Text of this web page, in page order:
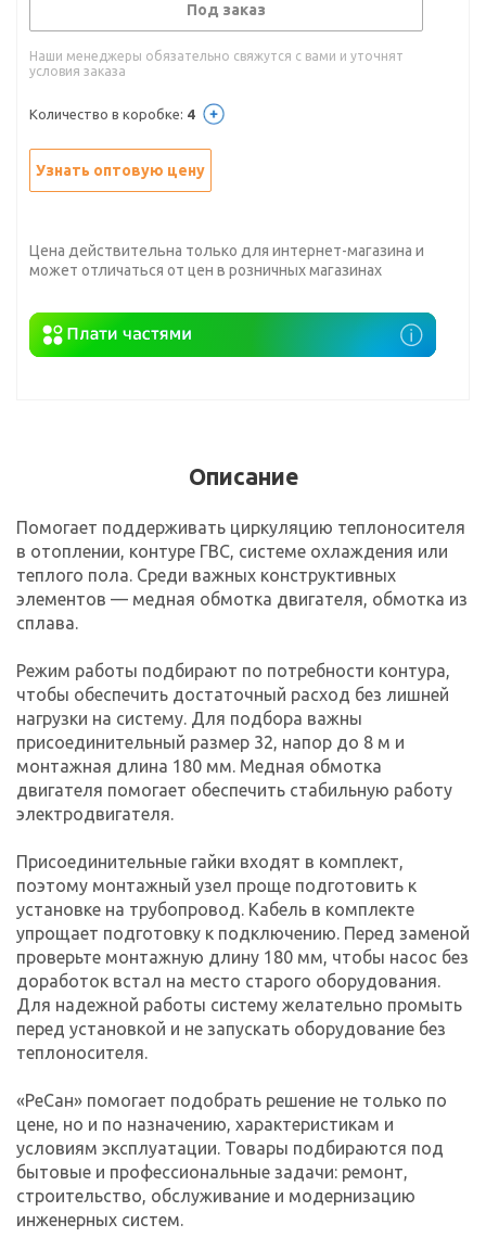
Под заказ
Наши менеджеры обязательно свяжутся с вами и уточнят
условия заказа
Количество в коробке: 4
Узнать оптовую цену
Цена действительна только для интернет-магазина и
может отличаться от цен в розничных магазинах
Описание
Помогает поддерживать циркуляцию теплоносителя
в отоплении, контуре ГВС, системе охлаждения или
теплого пола. Среди важных конструктивных
элементов — медная обмотка двигателя, обмотка из
сплава.
Режим работы подбирают по потребности контура,
чтобы обеспечить достаточный расход без лишней
нагрузки на систему. Для подбора важны
присоединительный размер 32, напор до 8 м и
монтажная длина 180 мм. Медная обмотка
двигателя помогает обеспечить стабильную работу
электродвигателя.
Присоединительные гайки входят в комплект,
поэтому монтажный узел проще подготовить к
установке на трубопровод. Кабель в комплекте
упрощает подготовку к подключению. Перед заменой
проверьте монтажную длину 180 мм, чтобы насос без
доработок встал на место старого оборудования.
Для надежной работы систему желательно промыть
перед установкой и не запускать оборудование без
теплоносителя.
«РеСан» помогает подобрать решение не только по
цене, но и по назначению, характеристикам и
условиям эксплуатации. Товары подбираются под
бытовые и профессиональные задачи: ремонт,
строительство, обслуживание и модернизацию
инженерных систем.